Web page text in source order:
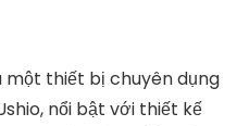
một thiết bị chuyên dụng
nổi bật với thiết kế